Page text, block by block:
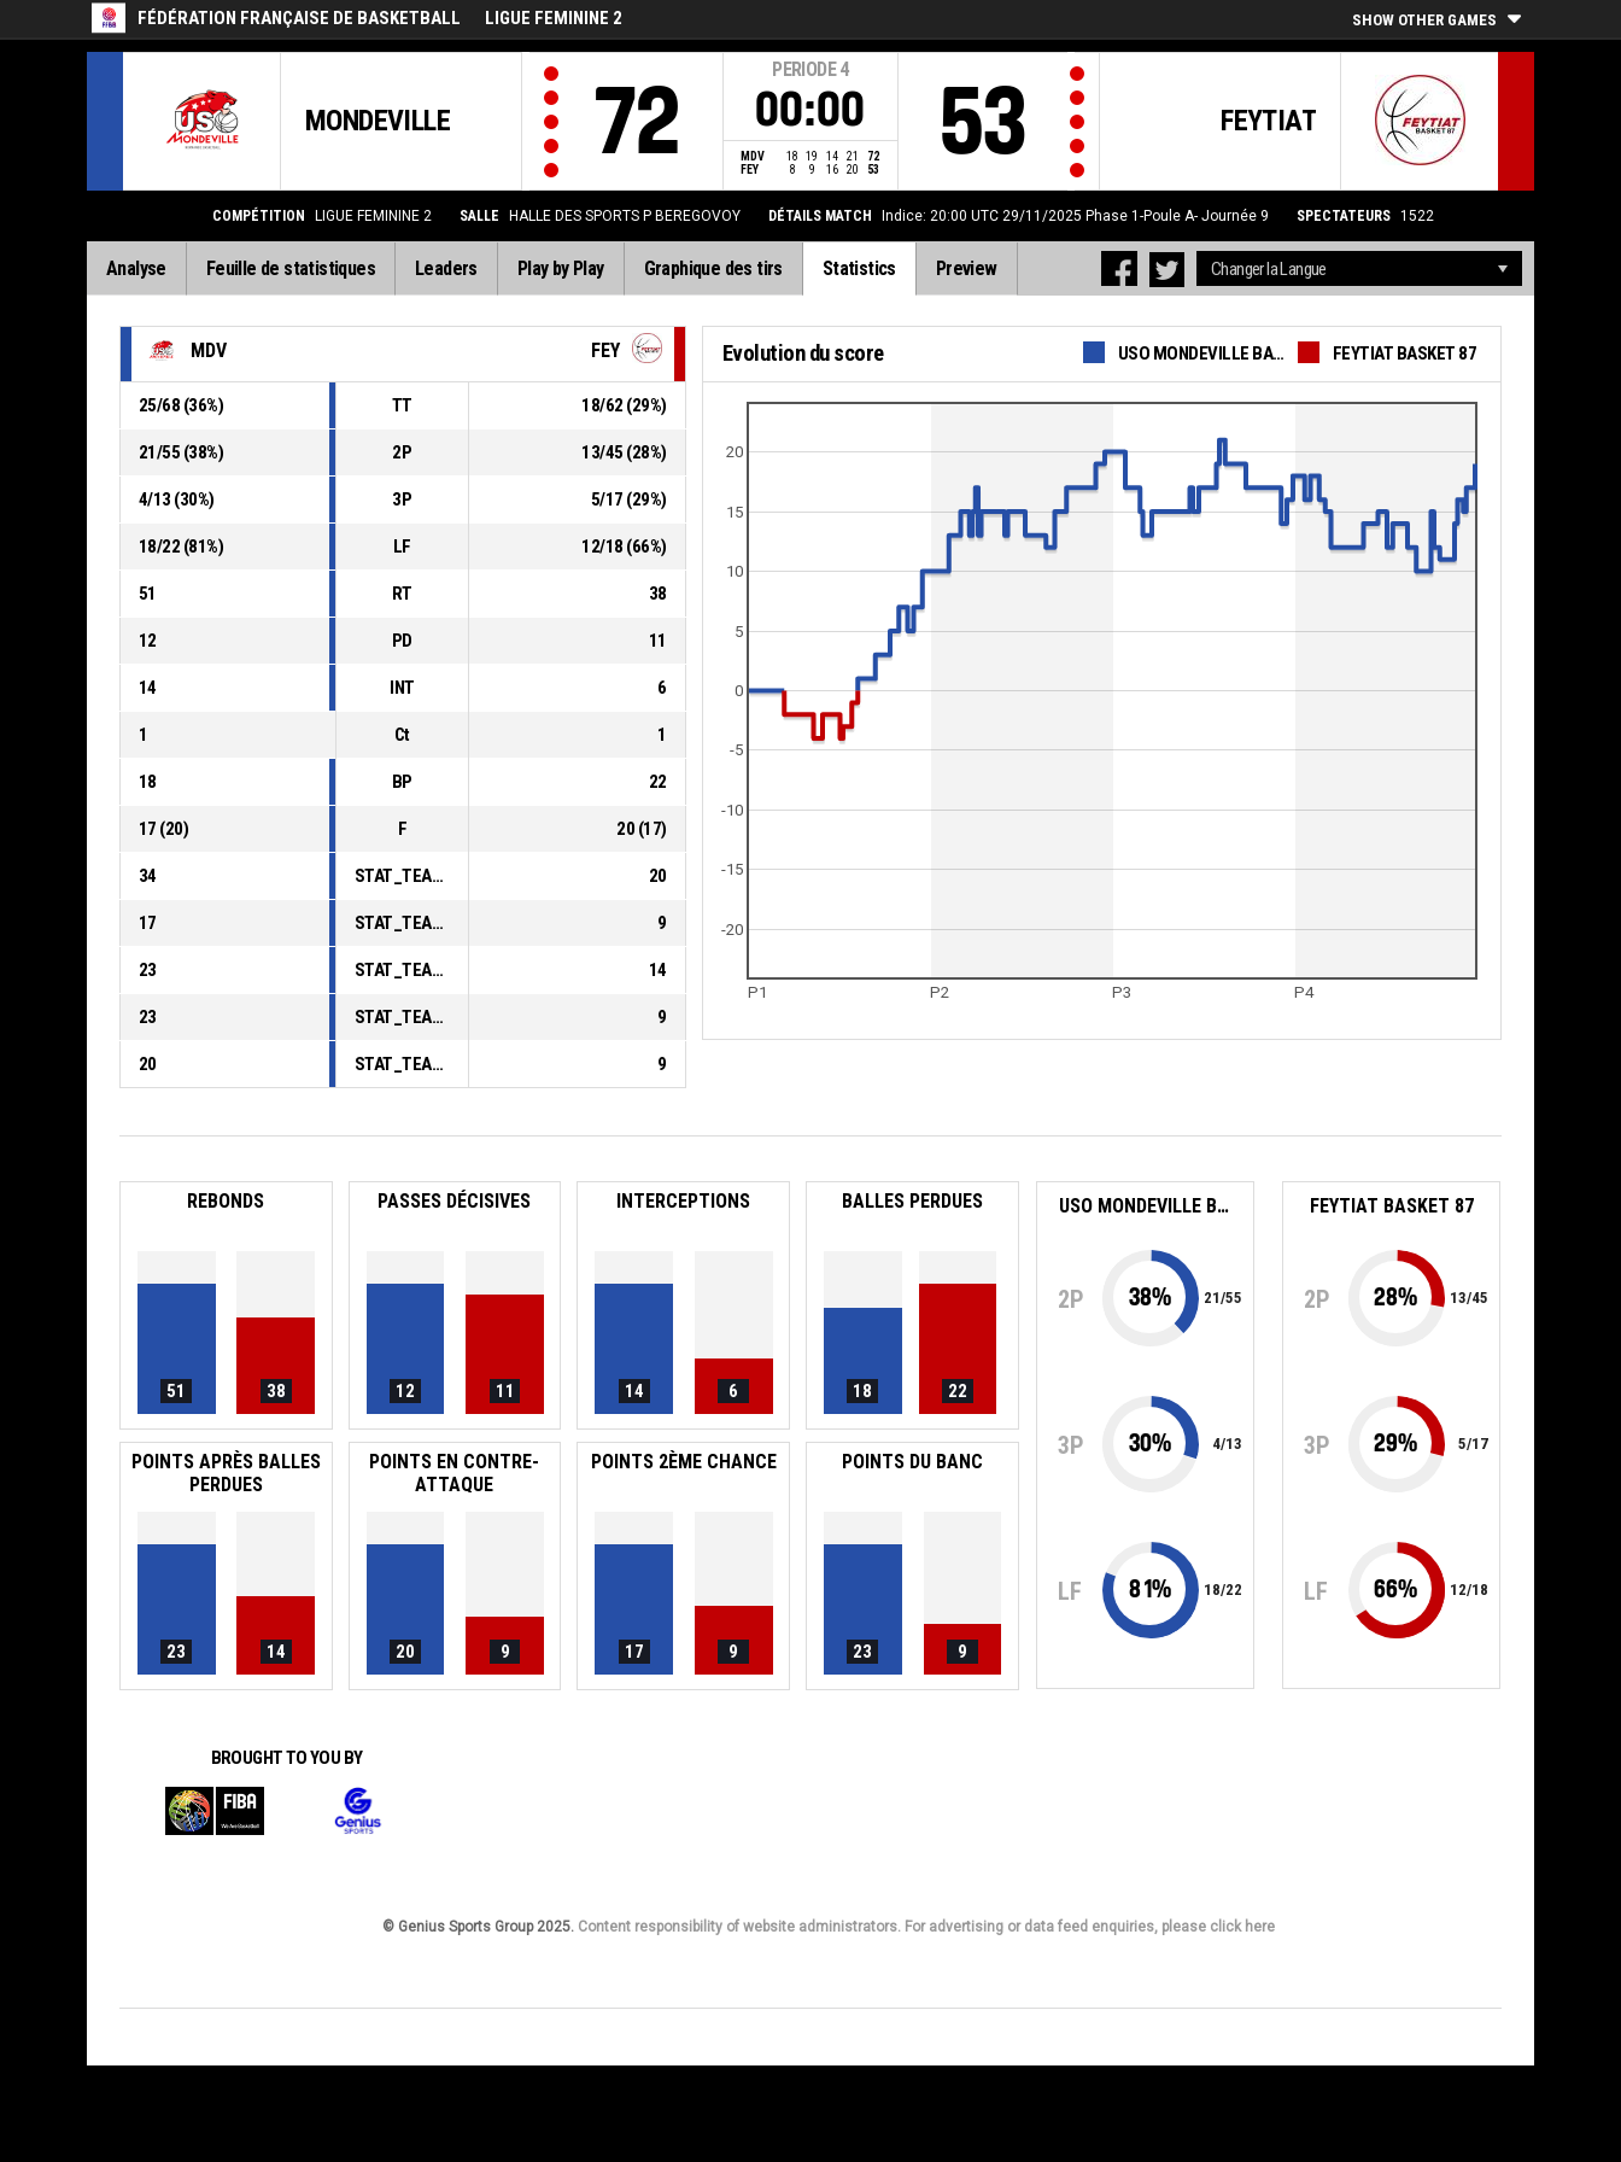
FÉDÉRATION FRANÇAISE DE BASKETBALL LIGUE FEMININE 2 SHOW OTHER GAMES
MONDEVILLE 72
PERIODE 4
00:00
MDV 18 19 14 21
72
FEY
8 9 16 20 53
FEYTIAT
53
COMPÉTITION LIGUE FEMININE 2 SALLE HALLE DES SPORTS P BEREGOVOY DÉTAILS MATCH Indice: 20:00 UTC 29/11/2025 Phase 1-Poule A- Journée 9 SPECTATEURS 1522
Analyse Feuille de statistiques Leaders Play by Play Graphique des tirs Statistics Preview
MDV FEY
25/68 (36%) TT 18/62 (29%)
21/55 (38%) 2P 13/45 (28%)
4/13 (30%) 3P 5/17 (29%)
18/22 (81%) LF 12/18 (66%)
51 RT 38
12 PD 11
14 INT 6
1 Ct 1
18 BP 22
17 (20) F 20 (17)
34 STAT_TEAMMATCH_BASKETBALL_sPointsInThePaint_ABBREV 20
17 STAT_TEAMMATCH_BASKETBALL_sPointsSecondChance_ABBREV 9
23 STAT_TEAMMATCH_BASKETBALL_sPointsFromTurnovers_ABBREV 14
23 STAT_TEAMMATCH_BASKETBALL_sBenchPoints_ABBREV 9
20 STAT_TEAMMATCH_BASKETBALL_sPointsFastBreak_ABBREV 9
Evolution du score USO MONDEVILLE BASKET FEYTIAT BASKET 87
P1 P2 P3 P4
0
5
10
15
20
-20
-15
-10
-5
REBONDS
51 38
PASSES DÉCISIVES
12 11
INTERCEPTIONS
14 6
BALLES PERDUES
18 22
POINTS APRÈS BALLES
PERDUES
23 14
POINTS EN CONTRE-
ATTAQUE
20 9
POINTS 2ÈME CHANCE
17 9
POINTS DU BANC
23 9
USO MONDEVILLE BASKET
2P 38% 21/55
3P 30% 4/13
LF 81% 18/22
FEYTIAT BASKET 87
2P 28% 13/45
3P 29% 5/17
LF 66% 12/18
BROUGHT TO YOU BY
© Genius Sports Group 2025. Content responsibility of website administrators. For advertising or data feed enquiries, please click here